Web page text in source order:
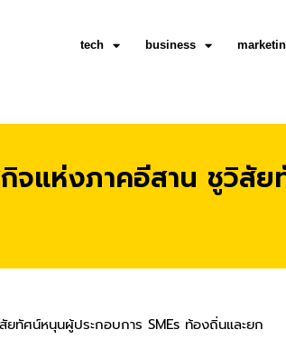
tech business
แห่งภาคอีสาน ชูวิสัย
ทัศน์หนุนผู้ประกอบการ SMEs ท้องถิ่นและยก